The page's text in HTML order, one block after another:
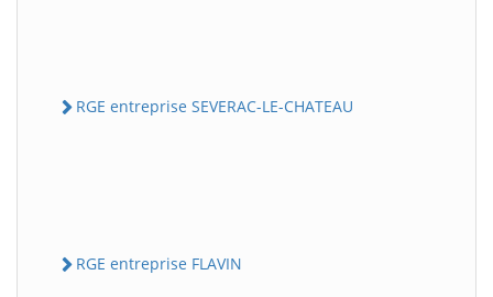
RGE entreprise SEVERAC-LE-CHATEAU
RGE entreprise FLAVIN